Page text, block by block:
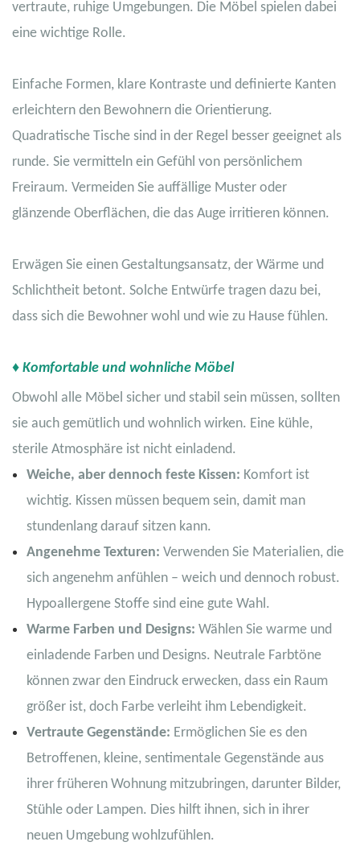
vertraute, ruhige Umgebungen. Die Möbel spielen dabei
eine wichtige Rolle.
Einfache Formen, klare Kontraste und definierte Kanten
erleichtern den Bewohnern die Orientierung.
Quadratische Tische sind in der Regel besser geeignet als
runde. Sie vermitteln ein Gefühl von persönlichem
Freiraum. Vermeiden Sie auffällige Muster oder
glänzende Oberflächen, die das Auge irritieren können.
Erwägen Sie einen Gestaltungsansatz, der Wärme und
Schlichtheit betont. Solche Entwürfe tragen dazu bei,
dass sich die Bewohner wohl und wie zu Hause fühlen.
♦ Komfortable und wohnliche Möbel
Obwohl alle Möbel sicher und stabil sein müssen, sollten
sie auch gemütlich und wohnlich wirken. Eine kühle,
sterile Atmosphäre ist nicht einladend.
Weiche, aber dennoch feste Kissen: Komfort ist
wichtig. Kissen müssen bequem sein, damit man
stundenlang darauf sitzen kann.
Angenehme Texturen: Verwenden Sie Materialien, die
sich angenehm anfühlen – weich und dennoch robust.
Hypoallergene Stoffe sind eine gute Wahl.
Warme Farben und Designs: Wählen Sie warme und
einladende Farben und Designs. Neutrale Farbtöne
können zwar den Eindruck erwecken, dass ein Raum
größer ist, doch Farbe verleiht ihm Lebendigkeit.
Vertraute Gegenstände: Ermöglichen Sie es den
Betroffenen, kleine, sentimentale Gegenstände aus
ihrer früheren Wohnung mitzubringen, darunter Bilder,
Stühle oder Lampen. Dies hilft ihnen, sich in ihrer
neuen Umgebung wohlzufühlen.